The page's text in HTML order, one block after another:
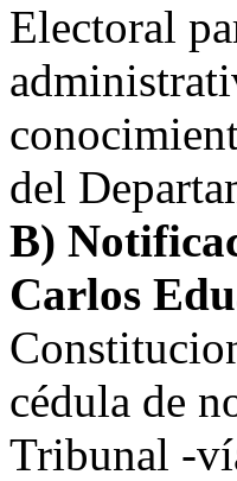
Electoral
del
B)
Carlos
cédula de
Tribunal -